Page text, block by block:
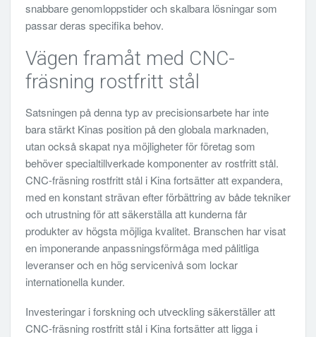
snabbare genomloppstider och skalbara lösningar som
passar deras specifika behov.
Vägen framåt med CNC-
fräsning rostfritt stål
Satsningen på denna typ av precisionsarbete har inte
bara stärkt Kinas position på den globala marknaden,
utan också skapat nya möjligheter för företag som
behöver specialtillverkade komponenter av rostfritt stål.
CNC-fräsning rostfritt stål i Kina fortsätter att expandera,
med en konstant strävan efter förbättring av både tekniker
och utrustning för att säkerställa att kunderna får
produkter av högsta möjliga kvalitet. Branschen har visat
en imponerande anpassningsförmåga med pålitliga
leveranser och en hög servicenivå som lockar
internationella kunder.
Investeringar i forskning och utveckling säkerställer att
CNC-fräsning rostfritt stål i Kina fortsätter att ligga i